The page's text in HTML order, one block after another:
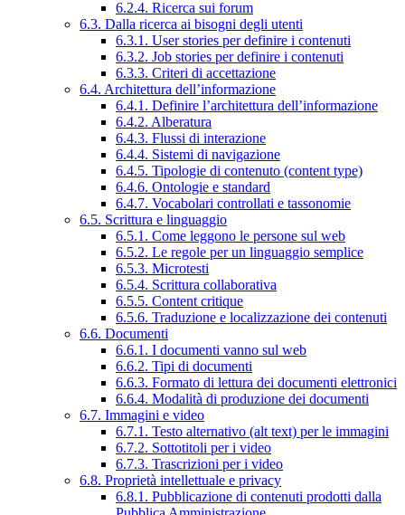
6.2.4. Ricerca sui forum
6.3. Dalla ricerca ai bisogni degli utenti
6.3.1. User stories per definire i contenuti
6.3.2. Job stories per definire i contenuti
6.3.3. Criteri di accettazione
6.4. Architettura dell’informazione
6.4.1. Definire l’architettura dell’informazione
6.4.2. Alberatura
6.4.3. Flussi di interazione
6.4.4. Sistemi di navigazione
6.4.5. Tipologie di contenuto (content type)
6.4.6. Ontologie e standard
6.4.7. Vocabolari controllati e tassonomie
6.5. Scrittura e linguaggio
6.5.1. Come leggono le persone sul web
6.5.2. Le regole per un linguaggio semplice
6.5.3. Microtesti
6.5.4. Scrittura collaborativa
6.5.5. Content critique
6.5.6. Traduzione e localizzazione dei contenuti
6.6. Documenti
6.6.1. I documenti vanno sul web
6.6.2. Tipi di documenti
6.6.3. Formato di lettura dei documenti elettronici
6.6.4. Modalità di produzione dei documenti
6.7. Immagini e video
6.7.1. Testo alternativo (alt text) per le immagini
6.7.2. Sottotitoli per i video
6.7.3. Trascrizioni per i video
6.8. Proprietà intellettuale e privacy
6.8.1. Pubblicazione di contenuti prodotti dalla